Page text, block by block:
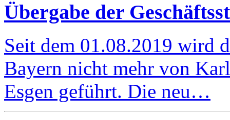
Übergabe der
Seit dem 01.08.2019 wird
Bayern nicht mehr von
Esgen geführt. Die neu…